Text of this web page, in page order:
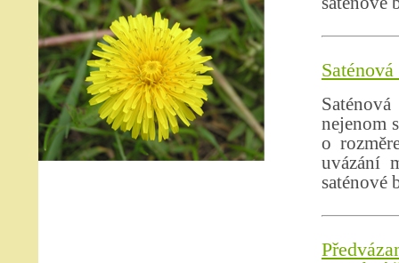
nejenom
o
uvázání
saténové